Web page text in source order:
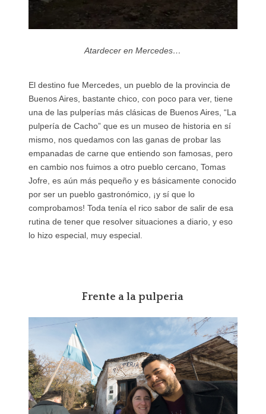
Atardecer en Mercedes…
El destino fue Mercedes, un pueblo de la provincia de
Buenos Aires, bastante chico, con poco para ver, tiene
una de las pulperías más clásicas de Buenos Aires, “La
pulpería de Cacho” que es un museo de historia en sí
mismo, nos quedamos con las ganas de probar las
empanadas de carne que entiendo son famosas, pero
en cambio nos fuimos a otro pueblo cercano, Tomas
Jofre, es aún más pequeño y es básicamente conocido
por ser un pueblo gastronómico, ¡y sí que lo
comprobamos! Toda tenía el rico sabor de salir de esa
rutina de tener que resolver situaciones a diario, y eso
lo hizo especial, muy especial.
Frente a la pulperia